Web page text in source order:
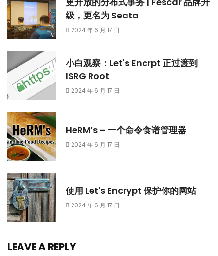
级，更名为 Seata
2024 年 6 月 17 日
小白观察：Let's Encrpt 正过渡到
ISRG Root
2024 年 6 月 17 日
HeRM’s – 一个命令食谱管理器
2024 年 6 月 17 日
使用 Let's Encrypt 保护你的网站
2024 年 6 月 17 日
LEAVE A REPLY